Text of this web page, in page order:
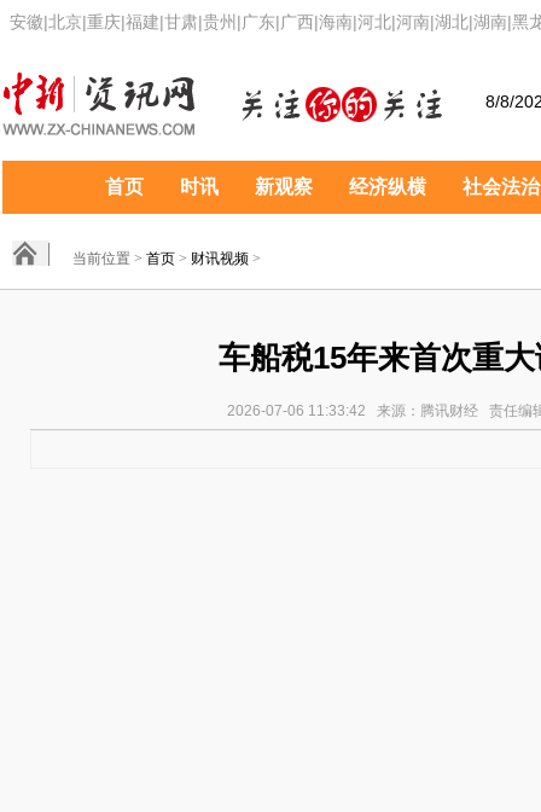
安徽|北京|重庆|福建|甘肃|贵州 |广东|广西|海南|河北|河南|湖北|湖南|黑
8/8/
首页 时讯 新观察 经济纵横 社会法治
当前位置 > 首页 > 财讯视频 >
车船税15年来首次重
2026-07-06 11:33:42 来源：腾讯财经 责任编